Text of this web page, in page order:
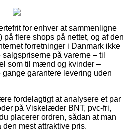
for enhver at sammenligne
på flere shops på nettet, og af den
forretninger i Danmark ikke
på varerne – til
som til mænd og kvinder –
garantere levering uden
fordelagtigt at analysere et par
på Viskelæder BNT, pvc-fri,
placerer ordren, sådan at man
mest attraktive pris.